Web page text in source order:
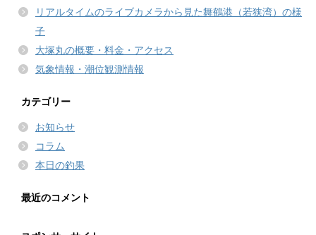
リアルタイムのライブカメラから見た舞鶴港（若狭湾）の様
子
大塚丸の概要・料金・アクセス
気象情報・潮位観測情報
カテゴリー
お知らせ
コラム
本日の釣果
最近のコメント